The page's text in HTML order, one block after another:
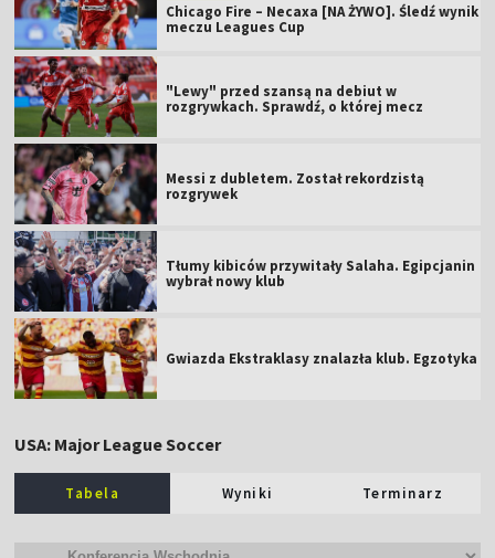
Chicago Fire – Necaxa [NA ŻYWO]. Śledź wynik
meczu Leagues Cup
"Lewy" przed szansą na debiut w
rozgrywkach. Sprawdź, o której mecz
Messi z dubletem. Został rekordzistą
rozgrywek
Tłumy kibiców przywitały Salaha. Egipcjanin
wybrał nowy klub
Gwiazda Ekstraklasy znalazła klub. Egzotyka
USA: Major League Soccer
Tabela Wyniki Terminarz